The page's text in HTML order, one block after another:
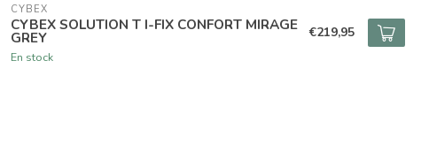
CYBEX
CYBEX SOLUTION T I-FIX CONFORT MIRAGE
GREY
En stock
€219,95